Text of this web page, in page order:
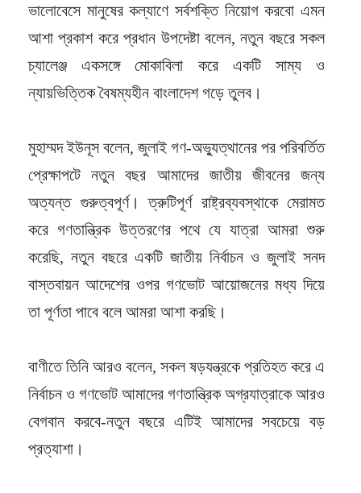
ভালোবেসে মানুষের কল্যাণে সর্বশক্তি নিয়োগ করবো এমন
আশা প্রকাশ করে প্রধান উপদেষ্টা বলেন, নতুন বছরে সকল
চ্যালেঞ্জ একসঙ্গে মোকাবিলা করে একটি সাম্য ও
ন্যায়ভিত্তিক বৈষম্যহীন বাংলাদেশ গড়ে তুলব।
মুহাম্মদ ইউনূস বলেন, জুলাই গণ-অভ্যুত্থানের পর পরিবর্তিত
প্রেক্ষাপটে নতুন বছর আমাদের জাতীয় জীবনের জন্য
অত্যন্ত গুরুত্বপূর্ণ। ত্রুটিপূর্ণ রাষ্ট্রব্যবস্থাকে মেরামত
করে গণতান্ত্রিক উত্তরণের পথে যে যাত্রা আমরা শুরু
করেছি, নতুন বছরে একটি জাতীয় নির্বাচন ও জুলাই সনদ
বাস্তবায়ন আদেশের ওপর গণভোট আয়োজনের মধ্য দিয়ে
তা পূর্ণতা পাবে বলে আমরা আশা করছি।
বাণীতে তিনি আরও বলেন, সকল ষড়যন্ত্রকে প্রতিহত করে এ
নির্বাচন ও গণভোট আমাদের গণতান্ত্রিক অগ্রযাত্রাকে আরও
বেগবান করবে-নতুন বছরে এটিই আমাদের সবচেয়ে বড়
প্রত্যাশা।